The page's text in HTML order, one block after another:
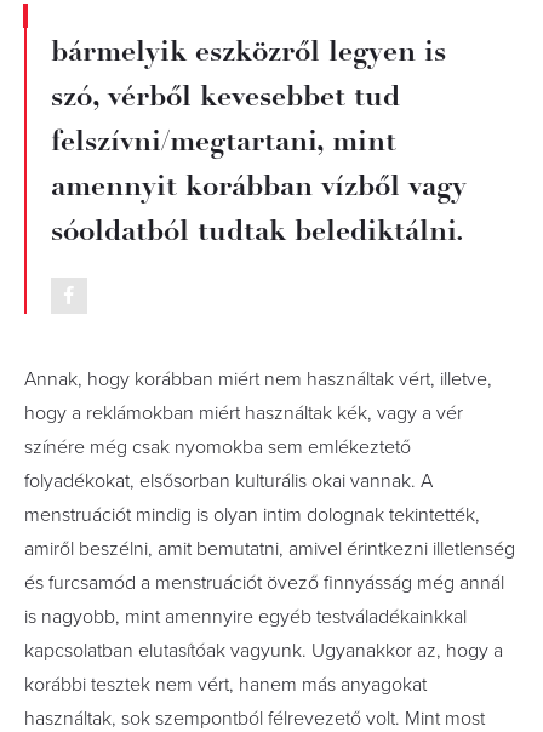
bármelyik eszközről legyen is
szó, vérből kevesebbet tud
felszívni/megtartani, mint
amennyit korábban vízből vagy
sóoldatból tudtak belediktálni.
Annak, hogy korábban miért nem használtak vért, illetve,
hogy a reklámokban miért használtak kék, vagy a vér
színére még csak nyomokba sem emlékeztető
folyadékokat, elsősorban kulturális okai vannak. A
menstruációt mindig is olyan intim dolognak tekintették,
amiről beszélni, amit bemutatni, amivel érintkezni illetlenség
és furcsamód a menstruációt övező finnyásság még annál
is nagyobb, mint amennyire egyéb testváladékainkkal
kapcsolatban elutasítóak vagyunk. Ugyanakkor az, hogy a
korábbi tesztek nem vért, hanem más anyagokat
használtak, sok szempontból félrevezető volt. Mint most